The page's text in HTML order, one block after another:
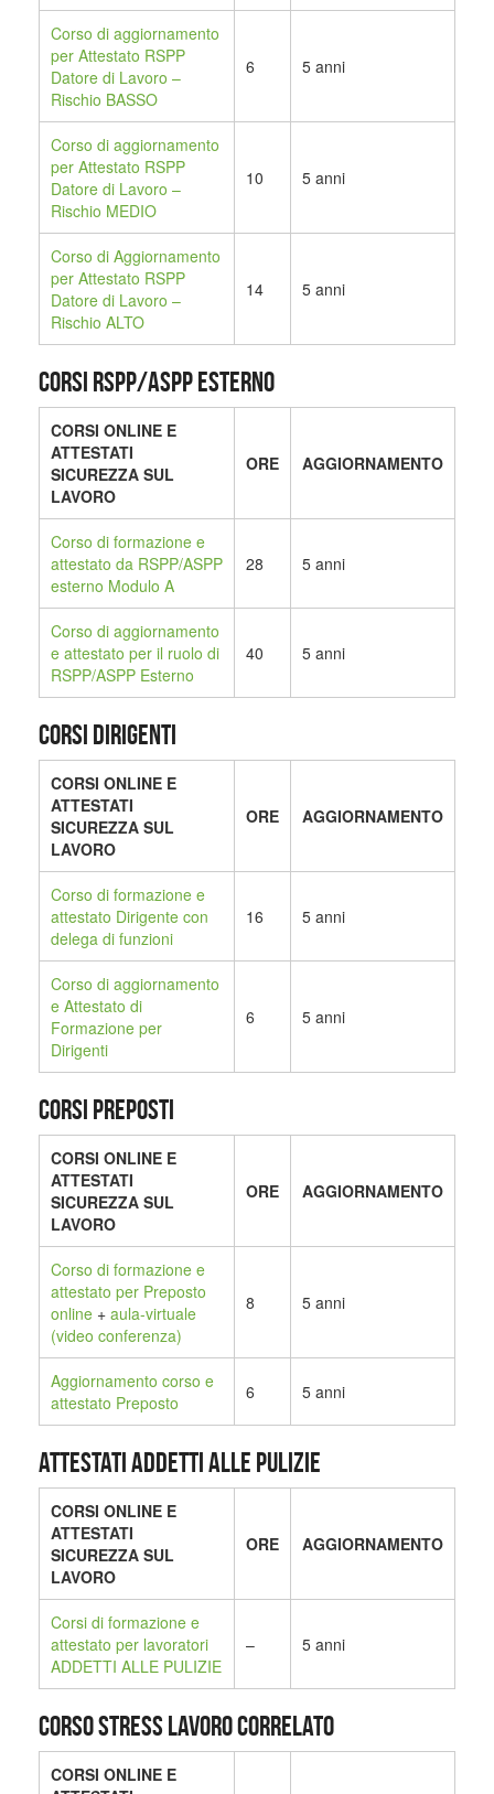
Corso di aggiornamento
per Attestato RSPP
Datore di Lavoro –
Rischio BASSO
6 5 anni
Corso di aggiornamento
per Attestato RSPP
Datore di Lavoro –
Rischio MEDIO
10 5 anni
Corso di Aggiornamento
per Attestato RSPP
Datore di Lavoro –
Rischio ALTO
14 5 anni
CORSI RSPP/ASPP ESTERNO
CORSI ONLINE E
ATTESTATI
SICUREZZA SUL
LAVORO
ORE AGGIORNAMENTO
Corso di formazione e
attestato da RSPP/ASPP
esterno Modulo A
28 5 anni
Corso di aggiornamento
e attestato per il ruolo di
RSPP/ASPP Esterno
40 5 anni
CORSI DIRIGENTI
CORSI ONLINE E
ATTESTATI
SICUREZZA SUL
LAVORO
ORE AGGIORNAMENTO
Corso di formazione e
attestato Dirigente con
delega di funzioni
16 5 anni
Corso di aggiornamento
e Attestato di
Formazione per
Dirigenti
6 5 anni
CORSI PREPOSTI
CORSI ONLINE E
ATTESTATI
SICUREZZA SUL
LAVORO
ORE AGGIORNAMENTO
Corso di formazione e
attestato per Preposto
online + aula-virtuale
(video conferenza)
8 5 anni
Aggiornamento corso e
attestato Preposto
6 5 anni
ATTESTATI ADDETTI ALLE PULIZIE
CORSI ONLINE E
ATTESTATI
SICUREZZA SUL
LAVORO
ORE AGGIORNAMENTO
Corsi di formazione e
attestato per lavoratori
ADDETTI ALLE PULIZIE
– 5 anni
CORSO STRESS LAVORO CORRELATO
CORSI ONLINE E